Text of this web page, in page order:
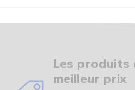
est
à tout âge. L'hyperactivité de
incontrôlable d’uriner.
15% de la population serait
Les produits
meilleur prix